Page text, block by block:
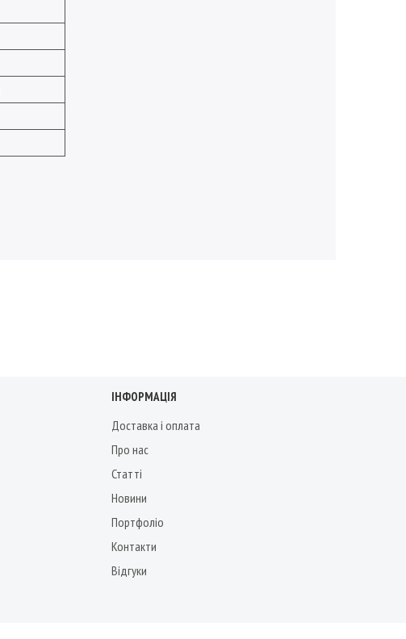
ІНФОРМАЦІЯ
Доставка і оплата
Про нас
Статті
Новини
Портфоліо
Контакти
Відгуки